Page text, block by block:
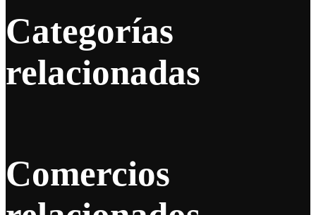
Categorías
relacionadas
Comercios